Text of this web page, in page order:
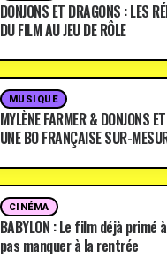
DONJONS ET DRAGONS : LES
DU FILM AU JEU DE RÔLE
MUSIQUE
MYLÈNE FARMER & DONJONS
UNE BO FRANÇAISE SUR-
CINÉMA
BABYLON : Le film déjà
pas manquer à la rentrée